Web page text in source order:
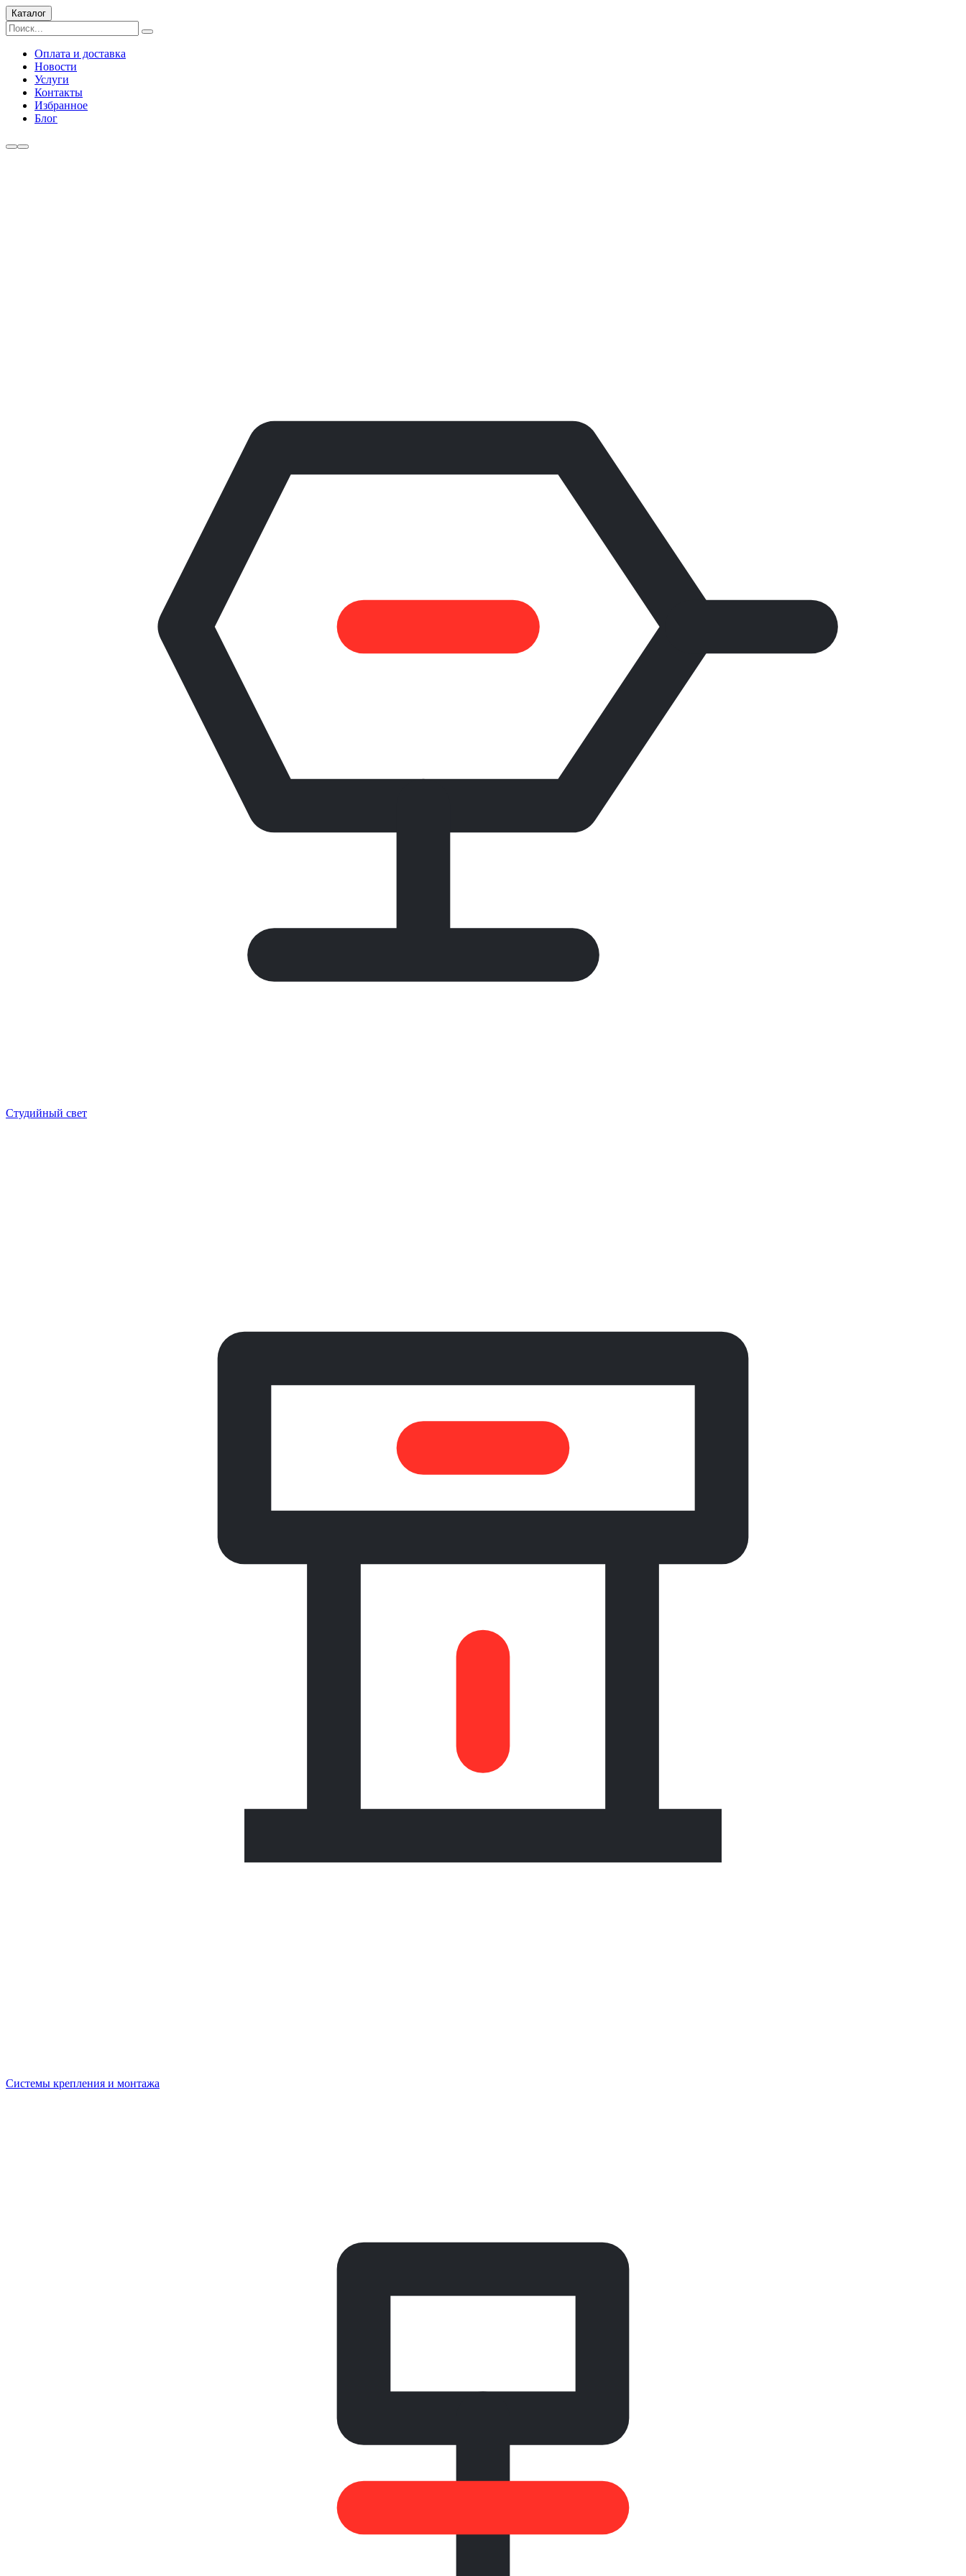
Каталог
Оплата и доставка
Новости
Услуги
Контакты
Избранное
Блог
Студийный свет
Системы крепления и монтажа